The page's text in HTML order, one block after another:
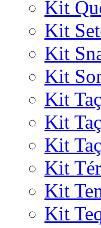
Kit
Kit
Kit
Kit
Kit
Kit
Kit
Kit
Kit
Kit